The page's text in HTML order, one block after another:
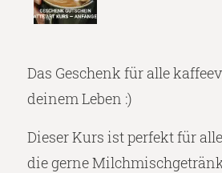
Das Geschenk für alle
deinem Leben :)
Dieser Kurs ist perfekt für
die gerne